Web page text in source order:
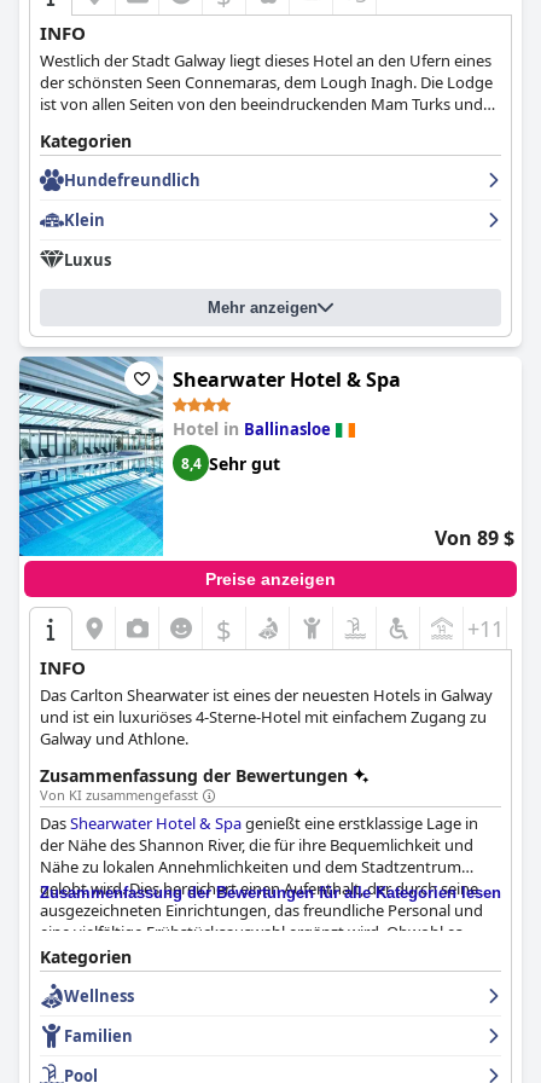
INFO
Westlich der Stadt Galway liegt dieses Hotel an den Ufern eines
der schönsten Seen Connemaras, dem Lough Inagh. Die Lodge
ist von allen Seiten von den beeindruckenden Mam Turks und
Kategorien
Hundefreundlich
Klein
Luxus
Mehr anzeigen
Shearwater Hotel & Spa
Hotel in Ballinasloe
8,4 Sehr gut
Von 89 $
Preise anzeigen
$ +11
INFO
Das Carlton Shearwater ist eines der neuesten Hotels in Galway
und ist ein luxuriöses 4-Sterne-Hotel mit einfachem Zugang zu
Galway und Athlone.
Zusammenfassung der Bewertungen
Von KI zusammengefasst
DasShearwater Hotel & Spagenießt eine erstklassige Lage in
der Nähe des Shannon River, die für ihre Bequemlichkeit und
Nähe zu lokalen Annehmlichkeiten und dem Stadtzentrum
gelobt wird. Dies bereichert einen Aufenthalt, der durch seine
ausgezeichneten Einrichtungen, das freundliche Personal und
eine vielfältige Frühstücksauswahl ergänzt wird. Obwohl es
abseits der nahegelegenen Geschäfte nur begrenzte
Erkundungsmöglichkeiten gibt, deutet die allgemeine
Stimmung darauf hin, dass die Lage ein erheblicher Vorteil ist.
Das Frühstückserlebnis wird weithin gefeiert und bietet ein
Selbstbedienungsbuffet mit einer großen Auswahl an Brot,
Zusammenfassung der Bewertungen für alle Kategorien lesen
Kategorien
Wellness
Familien
Pool